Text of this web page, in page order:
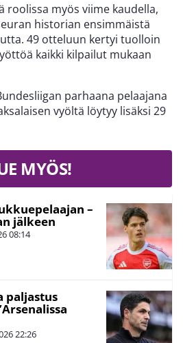
roolissa myös viime kaudella,
historian ensimmäistä
49 otteluun kertyi tuolloin
kaikki kilpailut mukaan
parhaana pelaajana
vyöltä löytyy lisäksi 29
MYÖS!
–
jälkeen
08:14
paljastus
22:26